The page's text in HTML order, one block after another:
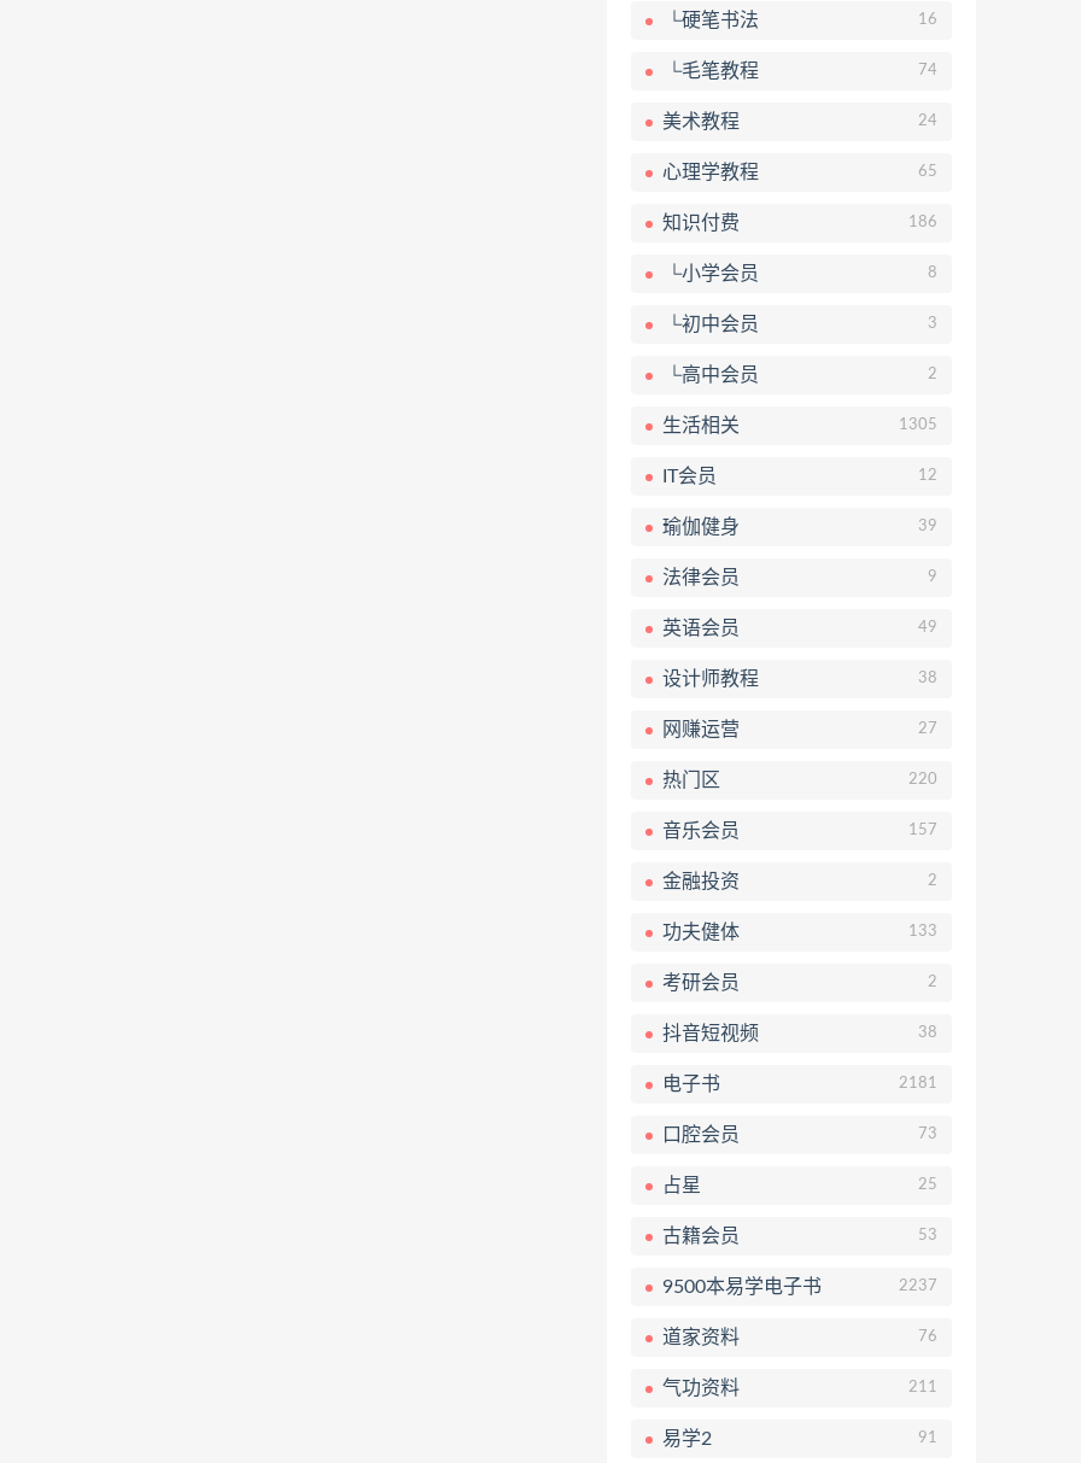
└硬笔书法 16
└毛笔教程 74
美术教程 24
心理学教程 65
知识付费 186
└小学会员 8
└初中会员 3
└高中会员 2
生活相关 1305
IT会员 12
瑜伽健身 39
法律会员 9
英语会员 49
设计师教程 38
网赚运营 27
热门区 220
音乐会员 157
金融投资 2
功夫健体 133
考研会员 2
抖音短视频 38
电子书 2181
口腔会员 73
占星 25
古籍会员 53
9500本易学电子书 2237
道家资料 76
气功资料 211
易学2 91